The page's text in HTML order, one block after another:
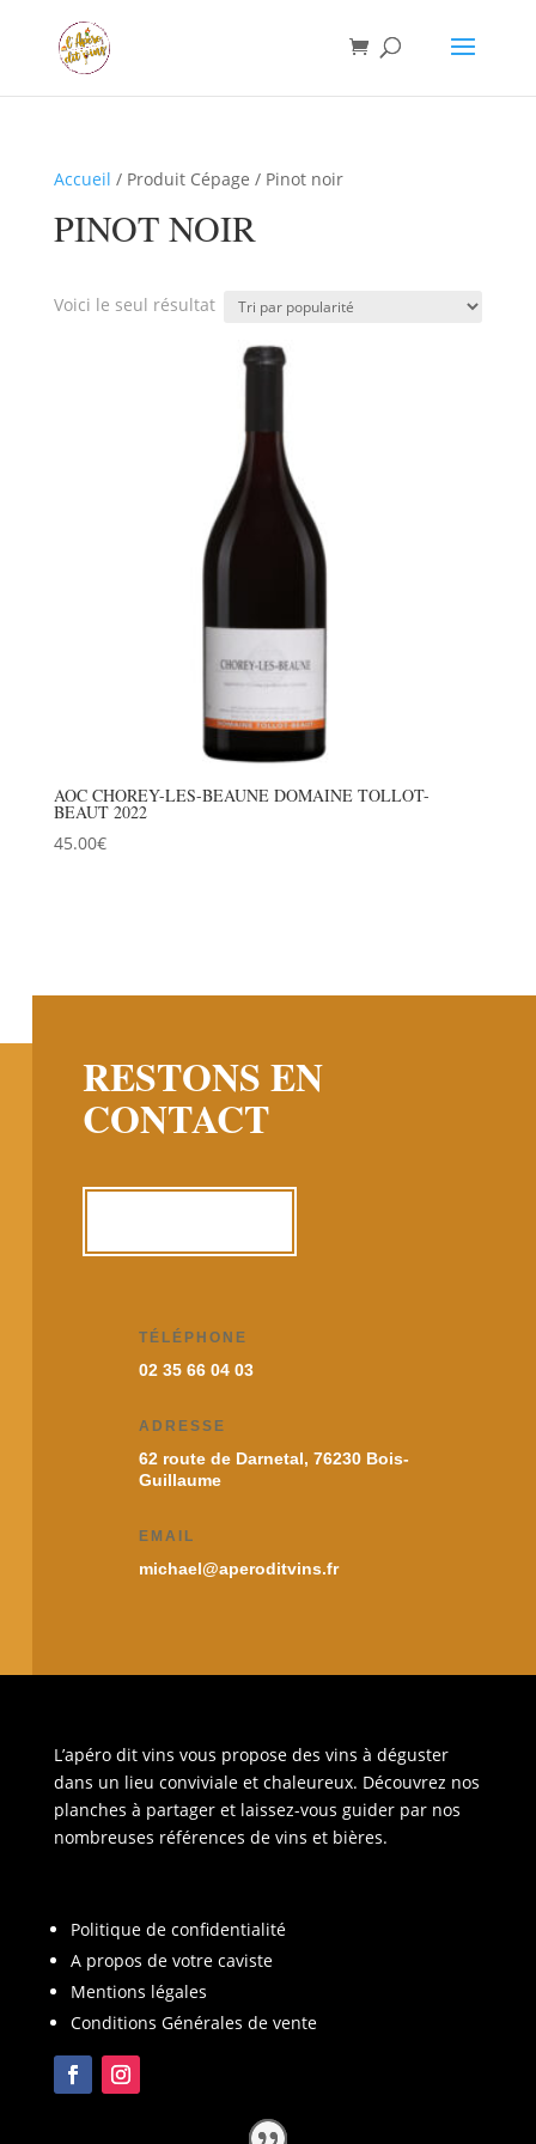
Accueil / Produit Cépage / Pinot noir
PINOT NOIR
Voici le seul résultat
AOC CHOREY-LES-BEAUNE DOMAINE TOLLOT-
BEAUT 2022
45.00€
RESTONS EN
CONTACT
TÉLÉPHONE
02 35 66 04 03
ADRESSE
62 route de Darnetal, 76230 Bois-
Guillaume
EMAIL
michael@aperoditvins.fr
L’apéro dit vins vous propose des vins à déguster
dans un lieu conviviale et chaleureux. Découvrez nos
planches à partager et laissez-vous guider par nos
nombreuses références de vins et bières.
Politique de confidentialité
A propos de votre caviste
Mentions légales
Conditions Générales de vente